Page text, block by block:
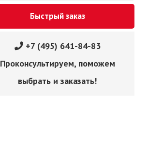
Быстрый заказ
+7 (495) 641-84-83
Проконсультируем, поможем
выбрать и заказать!